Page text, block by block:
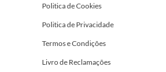
Politica de Cookies
Politica de Privacidade
Termos e Condições
Livro de Reclamações